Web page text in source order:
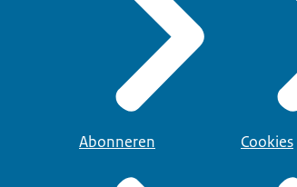
Abonneren Cookies